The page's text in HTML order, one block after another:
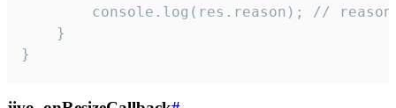
console.log(res.reason); //
    }
}